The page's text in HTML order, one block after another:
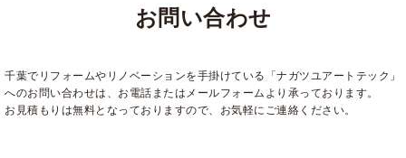
お問い合わせ
千葉でリフォームやリノベーションを手掛けている「ナガツユアートテック」
へのお問い合わせは、お電話またはメールフォームより承っております。
お見積もりは無料となっておりますので、お気軽にご連絡ください。